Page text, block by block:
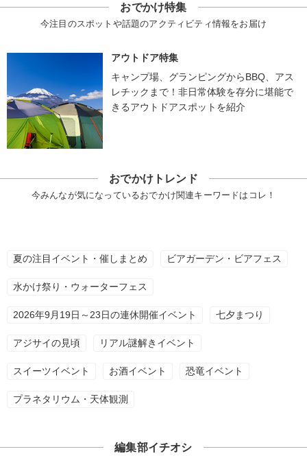
おでかけ特集
今注目のスポットや話題のアクティビティ情報をお届け
アウトドア特集
キャンプ場、グランピングからBBQ、アス
レチックまで！非日常体験を存分に堪能で
きるアウトドアスポットを紹介
おでかけトレンド
今みんなが気になっているおでかけ関連キーワードはコレ！
夏の注目イベント・催しまとめ ビアガーデン・ビアフェス
水かけ祭り・ウォーターフェス
2026年9月19日～23日の連休開催イベント 七夕まつり
アジサイの見頃 リアル謎解きイベント
スイーツイベント お酒イベント 恐竜イベント
プラネタリウム・天体観測
編集部イチオシ